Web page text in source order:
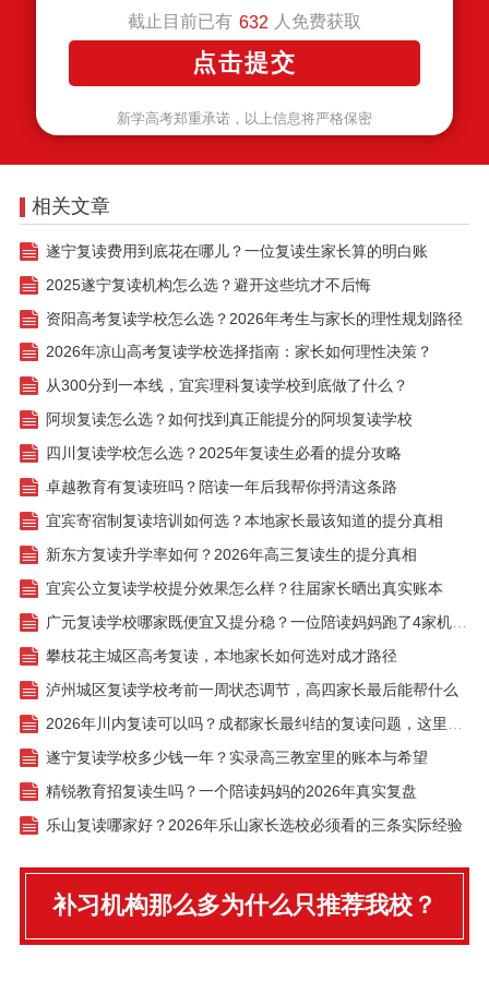
截止目前已有 632 人免费获取
新学高考郑重承诺，以上信息将严格保密
相关文章
遂宁复读费用到底花在哪儿？一位复读生家长算的明白账
2025遂宁复读机构怎么选？避开这些坑才不后悔
资阳高考复读学校怎么选？2026年考生与家长的理性规划路径
2026年凉山高考复读学校选择指南：家长如何理性决策？
从300分到一本线，宜宾理科复读学校到底做了什么？
阿坝复读怎么选？如何找到真正能提分的阿坝复读学校
四川复读学校怎么选？2025年复读生必看的提分攻略
卓越教育有复读班吗？陪读一年后我帮你捋清这条路
宜宾寄宿制复读培训如何选？本地家长最该知道的提分真相
新东方复读升学率如何？2026年高三复读生的提分真相
宜宾公立复读学校提分效果怎么样？往届家长晒出真实账本
广元复读学校哪家既便宜又提分稳？一位陪读妈妈跑了4家机构后的实话
攀枝花主城区高考复读，本地家长如何选对成才路径
泸州城区复读学校考前一周状态调节，高四家长最后能帮什么
遂宁复读学校多少钱一年？实录高三教室里的账本与希望
精锐教育招复读生吗？一个陪读妈妈的2026年真实复盘
乐山复读哪家好？2026年乐山家长选校必须看的三条实际经验
补习机构那么多为什么只推荐我校？